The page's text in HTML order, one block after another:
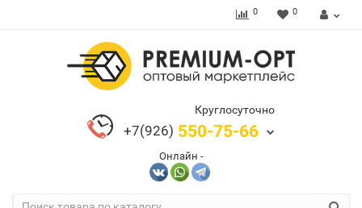
0 0
Круглосуточно
+7(926) 550-75-66
Онлайн -